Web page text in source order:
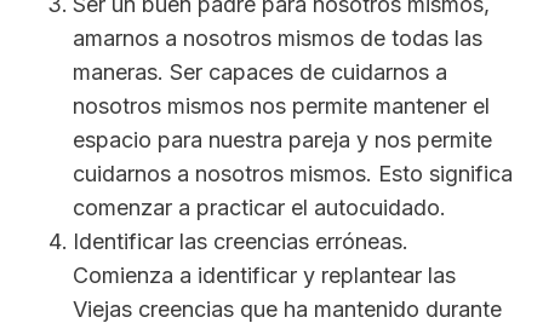
amarnos a nosotros mismos de todas las
maneras. Ser capaces de cuidarnos a
nosotros mismos nos permite mantener el
espacio para nuestra pareja y nos permite
cuidarnos a nosotros mismos. Esto significa
comenzar a practicar el autocuidado.
Identificar las creencias erróneas.
Comienza a identificar y replantear las
Viejas creencias que ha mantenido durante